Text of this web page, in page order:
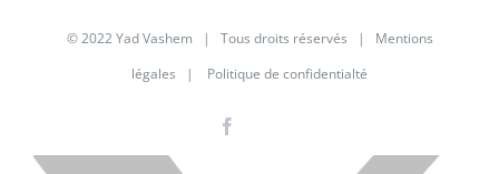
© 2022 Yad Vashem | Tous droits réservés | Mentions
légales | Politique de confidentialté
X